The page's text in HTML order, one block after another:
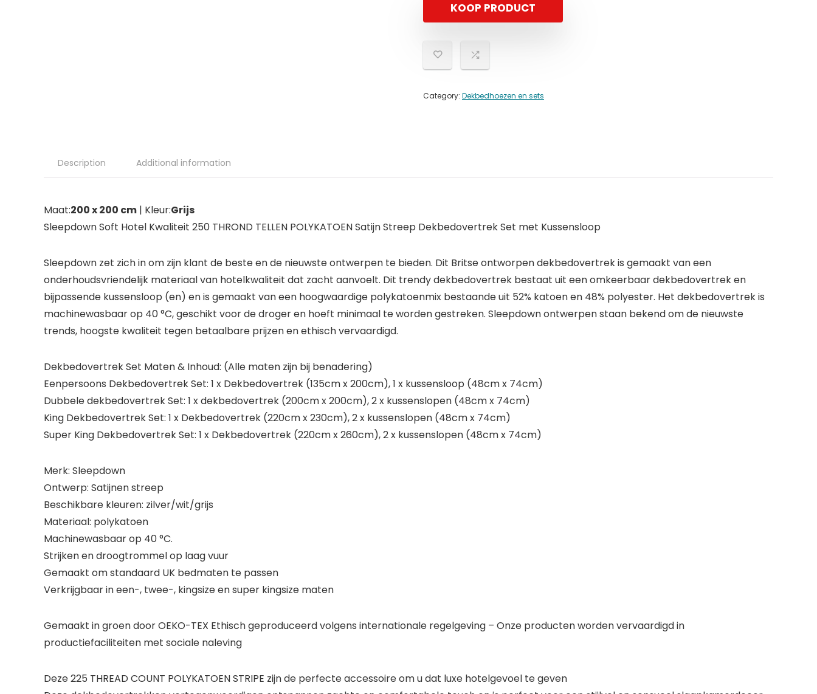
KOOP PRODUCT
Category: Dekbedhoezen en sets
Description Additional information
Maat:200 x 200 cm | Kleur:Grijs
Sleepdown Soft Hotel Kwaliteit 250 THROND TELLEN POLYKATOEN Satijn Streep Dekbedovertrek Set met Kussensloop
Sleepdown zet zich in om zijn klant de beste en de nieuwste ontwerpen te bieden. Dit Britse ontworpen dekbedovertrek is gemaakt van een
onderhoudsvriendelijk materiaal van hotelkwaliteit dat zacht aanvoelt. Dit trendy dekbedovertrek bestaat uit een omkeerbaar dekbedovertrek en
bijpassende kussensloop (en) en is gemaakt van een hoogwaardige polykatoenmix bestaande uit 52% katoen en 48% polyester. Het dekbedovertrek is
machinewasbaar op 40 °C, geschikt voor de droger en hoeft minimaal te worden gestreken. Sleepdown ontwerpen staan bekend om de nieuwste
trends, hoogste kwaliteit tegen betaalbare prijzen en ethisch vervaardigd.
Dekbedovertrek Set Maten & Inhoud: (Alle maten zijn bij benadering)
Eenpersoons Dekbedovertrek Set: 1 x Dekbedovertrek (135cm x 200cm), 1 x kussensloop (48cm x 74cm)
Dubbele dekbedovertrek Set: 1 x dekbedovertrek (200cm x 200cm), 2 x kussenslopen (48cm x 74cm)
King Dekbedovertrek Set: 1 x Dekbedovertrek (220cm x 230cm), 2 x kussenslopen (48cm x 74cm)
Super King Dekbedovertrek Set: 1 x Dekbedovertrek (220cm x 260cm), 2 x kussenslopen (48cm x 74cm)
Merk: Sleepdown
Ontwerp: Satijnen streep
Beschikbare kleuren: zilver/wit/grijs
Materiaal: polykatoen
Machinewasbaar op 40 °C.
Strijken en droogtrommel op laag vuur
Gemaakt om standaard UK bedmaten te passen
Verkrijgbaar in een-, twee-, kingsize en super kingsize maten
Gemaakt in groen door OEKO-TEX Ethisch geproduceerd volgens internationale regelgeving – Onze producten worden vervaardigd in
productiefaciliteiten met sociale naleving
Deze 225 THREAD COUNT POLYKATOEN STRIPE zijn de perfecte accessoire om u dat luxe hotelgevoel te geven